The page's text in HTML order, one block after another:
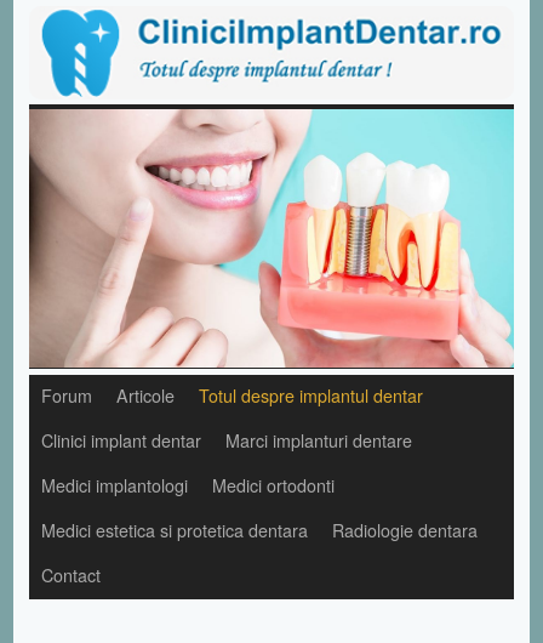
Forum Articole
Totul despre implantul dentar
Clinici implant dentar
Marci implanturi dentare
Medici implantologi
Medici ortodonti
Medici estetica si protetica dentara
Radiologie dentara
Contact